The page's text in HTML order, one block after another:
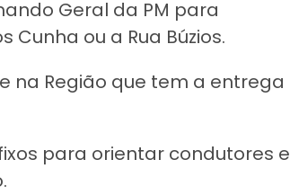
Geral da PM para
Cunha ou a Rua Búzios.
na Região que tem a entrega
para orientar condutores e